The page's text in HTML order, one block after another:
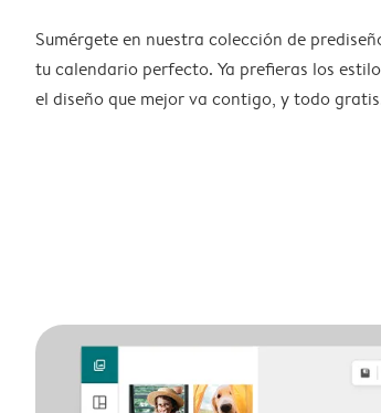
Sumérgete en nuestra colección de
tu calendario perfecto. Ya prefieras los
el diseño que mejor va contigo, y todo